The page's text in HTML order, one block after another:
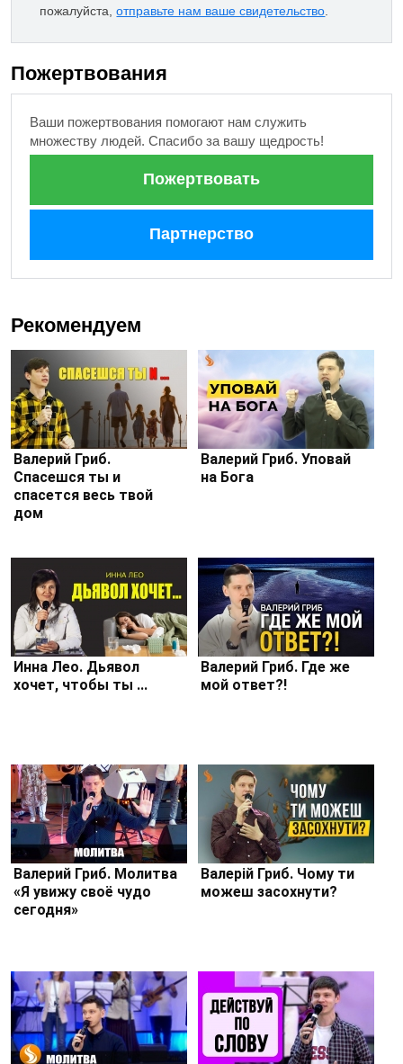
пожалуйста,отправьте нам ваше свидетельство.
Пожертвования
Ваши пожертвования помогают нам служить
множеству людей. Спасибо за вашу щедрость!
Пожертвовать
Партнерство
Рекомендуем
Валерий Гриб.
Спасешся ты и
спасется весь твой
дом
Валерий Гриб. Уповай
на Бога
Инна Лео. Дьявол
хочет, чтобы ты ...
Валерий Гриб. Где же
мой ответ?!
Валерий Гриб. Молитва
«Я увижу своё чудо
сегодня»
Валерій Гриб. Чому ти
можеш засохнути?